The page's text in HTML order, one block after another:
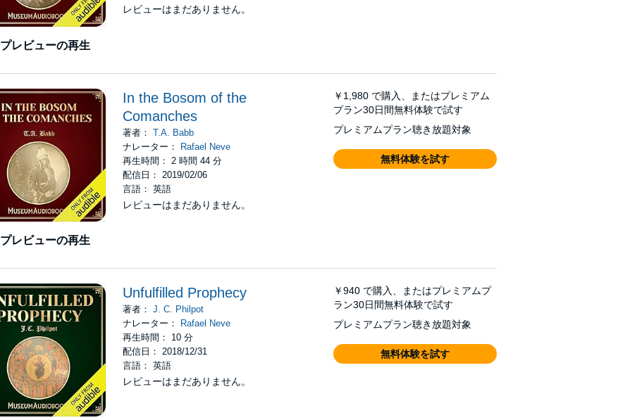
プレビューの再生
レビューはまだありません。
プレビューの再生
In the Bosom of the
Comanches
著者：T.A. Babb
ナレーター： Rafael Neve
再生時間： 2 時間 44 分
配信日： 2019/02/06
言語： 英語
レビューはまだありません。
￥1,980 で購入、またはプレミアム
プラン30日間無料体験で試す
プレミアムプラン聴き放題対象
無料体験を試す
Unfulfilled Prophecy
著者：J. C. Philpot
ナレーター：
Rafael Neve
再生時間： 10 分
配信日： 2018/12/31
言語： 英語
レビューはまだありません。
￥940 で購入、またはプレミアムプ
ラン30日間無料体験で試す
プレミアムプラン聴き放題対象
無料体験を試す